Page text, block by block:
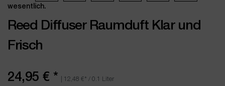
wesentlich.
Reed Diffuser Raumduft Klar und
Frisch
24,95 € * 12,48 € * / 0.1 Liter